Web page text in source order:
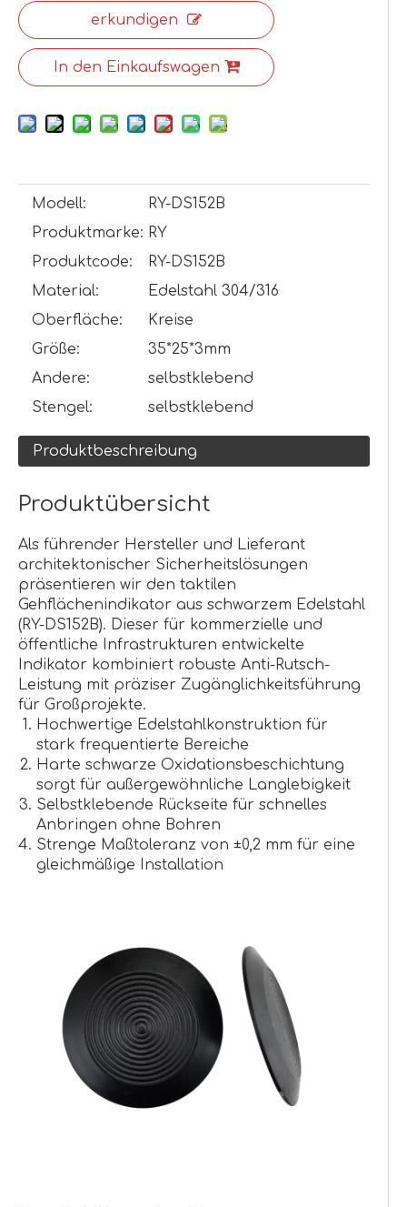
erkundigen
In den Einkaufswagen
Modell:
RY-DS152B
Produktmarke: RY
Produktcode:
RY-DS152B
Material:
Edelstahl 304/316
Oberfläche:
Kreise
Größe:
35*25*3mm
Andere:
selbstklebend
Stengel:
selbstklebend
Produktbeschreibung
Produktübersicht
Als führender Hersteller und Lieferant
architektonischer Sicherheitslösungen
präsentieren wir den taktilen
Gehflächenindikator aus schwarzem Edelstahl
(RY-DS152B). Dieser für kommerzielle und
öffentliche Infrastrukturen entwickelte
Indikator kombiniert robuste Anti-Rutsch-
Leistung mit präziser Zugänglichkeitsführung
für Großprojekte.
Hochwertige Edelstahlkonstruktion für
stark frequentierte Bereiche
Harte schwarze Oxidationsbeschichtung
sorgt für außergewöhnliche Langlebigkeit
Selbstklebende Rückseite für schnelles
Anbringen ohne Bohren
Strenge Maßtoleranz von ±0,2 mm für eine
gleichmäßige Installation